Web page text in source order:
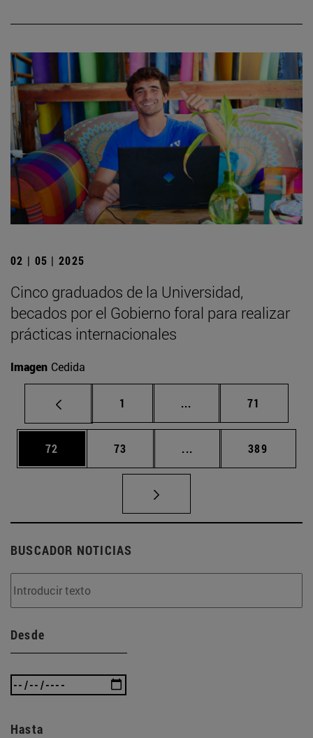
02 | 05 | 2025
Cinco graduados de la Universidad,
becados por el Gobierno foral para realizar
prácticas internacionales
Imagen Cedida
Página
1 ... Páginas intermedias
Página
71
Página
72 Página
73 ... Páginas intermedias
Página
389
BUSCADOR NOTICIAS
Desde
Hasta